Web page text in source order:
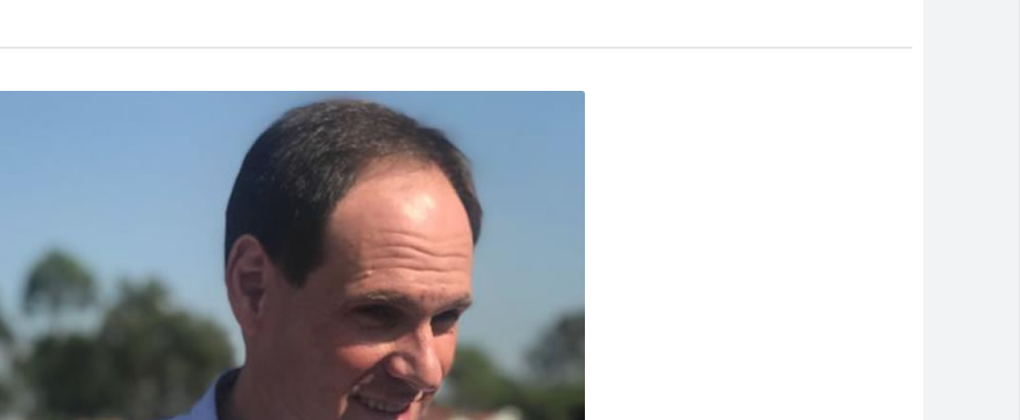
178 anos: a cidade que cresceu mais rápido que suas próprias respostas
detido por violência doméstica no Setor Gameleira
recupera bicicleta furtada e prende suspeito em flagrante em Montividiu
faz show gratuito hoje em Rio Verde na festa dos 178 anos da cidade
dois foragidos em Rio Verde
encara o Bom Jesus às 10h de domingo em jogo com cara de decisão antecipada